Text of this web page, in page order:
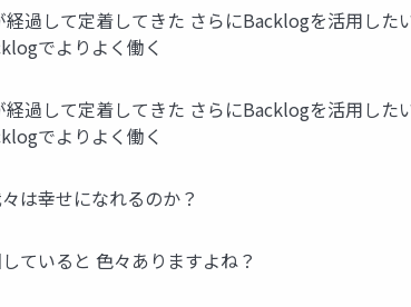
過して定着してきた さらにBacklogを活用し
でよりよく働く
過して定着してきた さらにBacklogを活用し
でよりよく働く
は幸せになれるのか？
ていると 色々ありますよね？